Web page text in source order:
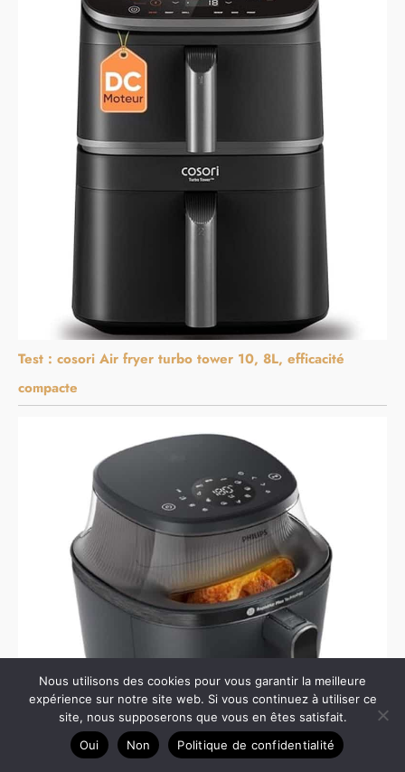
Test : cosori Air fryer turbo tower 10, 8L, efficacité
compacte
Nous utilisons des cookies pour vous garantir la meilleure
expérience sur notre site web. Si vous continuez à utiliser ce
site, nous supposerons que vous en êtes satisfait.
Oui
Non Politique de confidentialité